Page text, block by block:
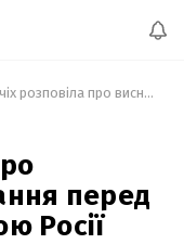
Магучіх розповіла про виснажливі тренування перед дуеллю з уродженкою Росії
перед
Росії